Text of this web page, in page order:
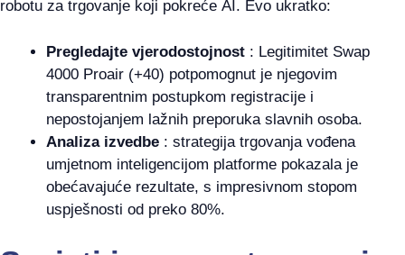
robotu za trgovanje koji pokreće AI. Evo ukratko:
Pregledajte vjerodostojnost : Legitimitet Swap
4000 Proair (+40) potpomognut je njegovim
transparentnim postupkom registracije i
nepostojanjem lažnih preporuka slavnih osoba.
Analiza izvedbe : strategija trgovanja vođena
umjetnom inteligencijom platforme pokazala je
obećavajuće rezultate, s impresivnom stopom
uspješnosti od preko 80%.